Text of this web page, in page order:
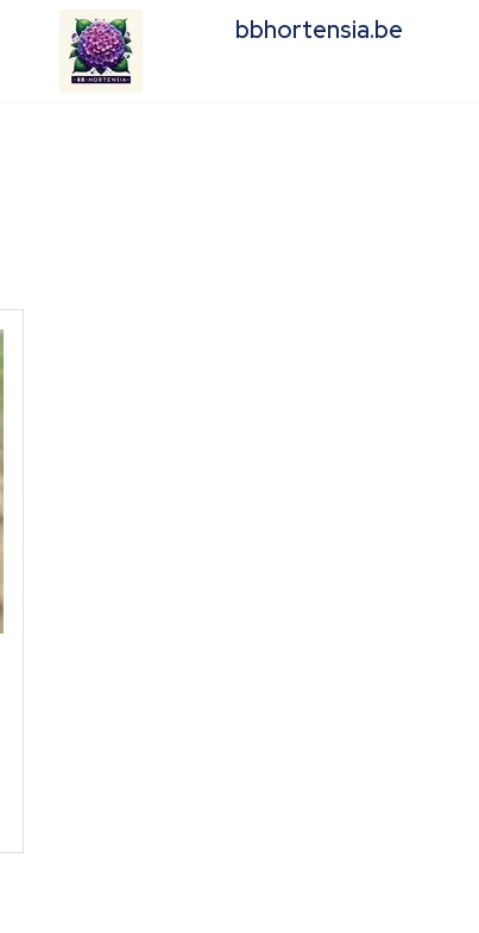
bbhortensia.be